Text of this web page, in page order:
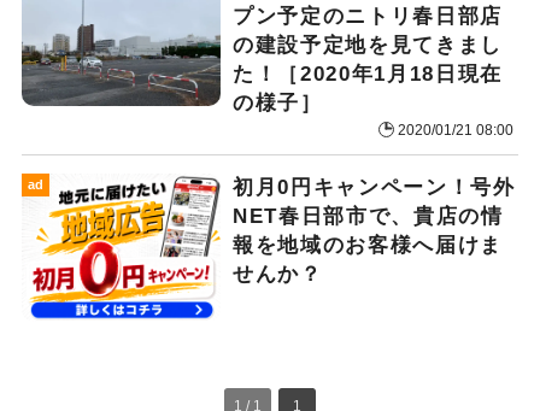
プン予定のニトリ春日部店
の建設予定地を見てきまし
た！［2020年1月18日現在
の様子］
2020/01/21 08:00
ad
初月0円キャンペーン！号外
NET春日部市で、貴店の情
報を地域のお客様へ届けま
せんか？
1 / 1 1